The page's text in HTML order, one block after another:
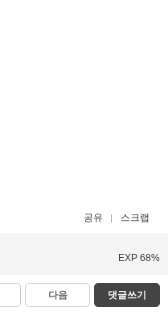
공유 스크랩
EXP 68%
다음 댓글쓰기